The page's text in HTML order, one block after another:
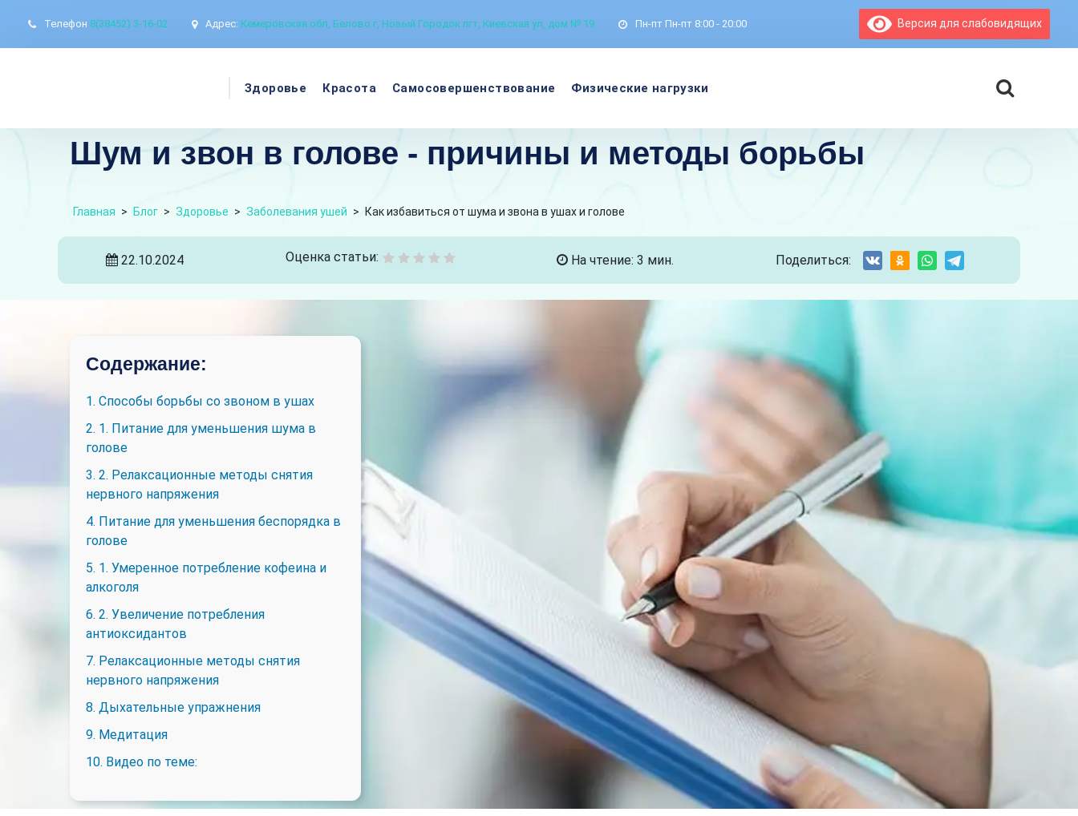
Телефон 8(38452) 3-16-02 Адрес: Кемеровская обл, Белово г, Новый Городок пгт, Киевская ул, дом № 19 Пн-пт Пн-пт 8:00 - 20:00 Версия для слабовидящих
Здоровье Красота Самосовершенствование Физические нагрузки
Шум и звон в голове - причины и методы борьбы
Главная > Блог > Здоровье > Заболевания ушей > Как избавиться от шума и звона в ушах и голове
22.10.2024 Оценка статьи: На чтение: 3 мин. Поделиться:
Содержание:
1. Способы борьбы со звоном в ушах
2. 1. Питание для уменьшения шума в
голове
3. 2. Релаксационные методы снятия
нервного напряжения
4. Питание для уменьшения беспорядка в
голове
5. 1. Умеренное потребление кофеина и
алкоголя
6. 2. Увеличение потребления
антиоксидантов
7. Релаксационные методы снятия
нервного напряжения
8. Дыхательные упражнения
9. Медитация
10. Видео по теме: